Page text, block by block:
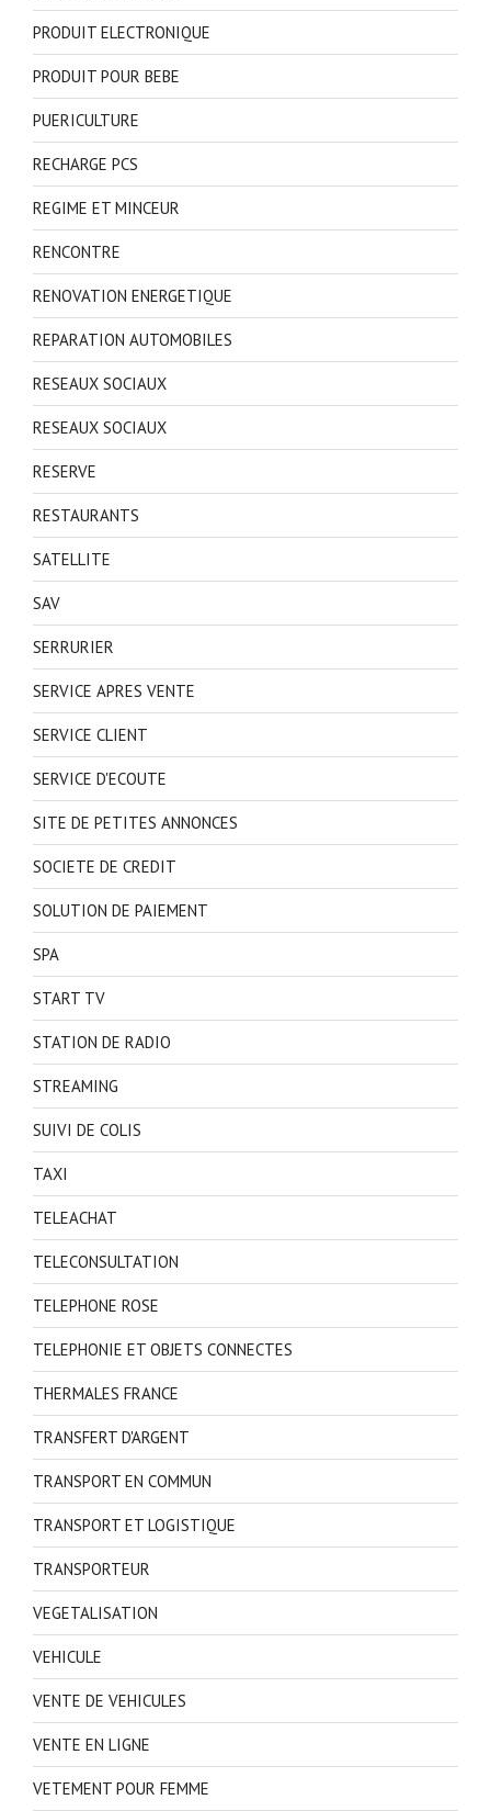
PRODUIT ELECTRONIQUE
PRODUIT POUR BEBE
PUERICULTURE
RECHARGE PCS
REGIME ET MINCEUR
RENCONTRE
RENOVATION ENERGETIQUE
REPARATION AUTOMOBILES
RESEAUX SOCIAUX
RESEAUX SOCIAUX
RESERVE
RESTAURANTS
SATELLITE
SAV
SERRURIER
SERVICE APRES VENTE
SERVICE CLIENT
SERVICE D'ECOUTE
SITE DE PETITES ANNONCES
SOCIETE DE CREDIT
SOLUTION DE PAIEMENT
SPA
START TV
STATION DE RADIO
STREAMING
SUIVI DE COLIS
TAXI
TELEACHAT
TELECONSULTATION
TELEPHONE ROSE
TELEPHONIE ET OBJETS CONNECTES
THERMALES FRANCE
TRANSFERT D'ARGENT
TRANSPORT EN COMMUN
TRANSPORT ET LOGISTIQUE
TRANSPORTEUR
VEGETALISATION
VEHICULE
VENTE DE VEHICULES
VENTE EN LIGNE
VETEMENT POUR FEMME